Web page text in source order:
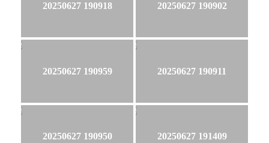
20250627 190918 20250627 190902
20250627 190959 20250627 190911
20250627 190950 20250627 191409